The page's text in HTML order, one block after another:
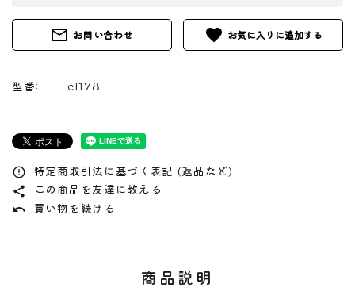
mail_outline お問い合わせ favorite
型番: cl178
error_outline 特定商取引法に基づく表記 (返品など)
share この商品を友達に教える
undo 買い物を続ける
商品説明